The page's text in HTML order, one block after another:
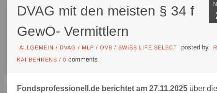
DVAG mit den meisten § 34 f
GewO- Vermittlern
ALLGEMEIN / DVAG / MLP / OVB / SWISS LIFE SELECT posted by
KAI BEHRENS / 0 comments
Fondsprofessionell.de berichtet am 27.11.2025über die